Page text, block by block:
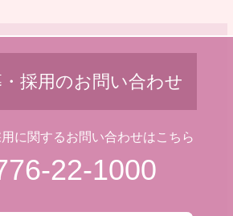
採用のお問い合わせ
に関するお問い合わせはこちら
22-1000